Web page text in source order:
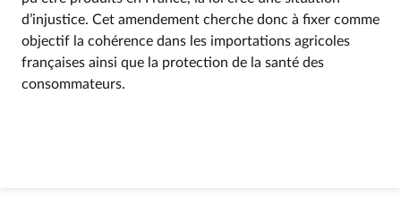
d’injustice. Cet amendement cherche donc à fixer comme
objectif la cohérence dans les importations agricoles
françaises ainsi que la protection de la santé des
consommateurs.